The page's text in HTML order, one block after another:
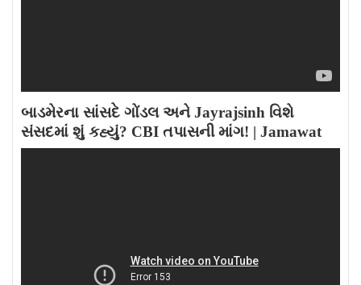
બાડમેરના સાંસદે ગોંડલ અને Jayrajsinh વિશે
સંસદમાં શું કહ્યું? CBI તપાસની માંગ! | Jamawat